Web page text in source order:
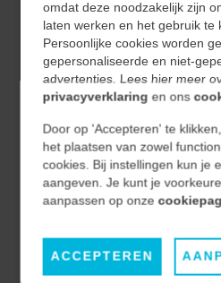
Door nauwe samenwerking
we hun unieke behoeften en
effectieve en duurzame
onze oplossingen, maar ook
effectiviteit op de lange termijn.
omdat deze noodzakelijk zijn
laten werken en het gebruik te
Persoonlijke cookies worden
gepersonaliseerde en niet-
advertenties. Lees hier meer
privacyverklaring en ons
Door op 'Accepteren' te
het plaatsen van zowel
cookies. Bij instellingen kun je
aangeven. Je kunt je
aanpassen op onze
ACCEPTEREN